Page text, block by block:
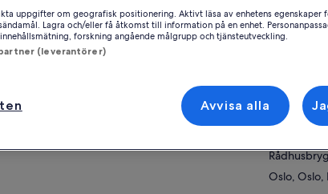
in utsikten över Oslos vackra miljö vid
(eller Oslofjorden) på denna två
långa sightseeingkryssning. Det är ett
avkopplande sätt att få en överblick över
får du en gratis färjebiljett till
Oslo, Oslo,
Mötesplats/
Oslo, Oslo,
uppgifter om geografisk positionering. Aktivt läsa av enhetens egenskaper
Lagra och/eller få åtkomst till information på en enhet.
forskning angående målgrupp och tjänsteutveckling.
(leverantörer)
Avvisa alla